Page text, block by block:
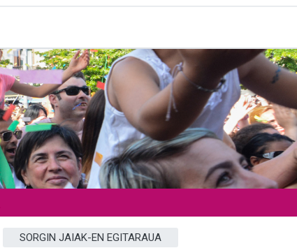
SORGIN JAIAK-EN EGITARAUA